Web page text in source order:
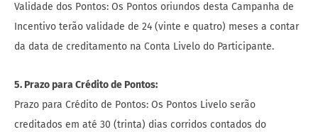
Validade dos Pontos: Os Pontos oriundos desta Campanha de
Incentivo terão validade de 24 (vinte e quatro) meses a contar
da data de creditamento na Conta Livelo do Participante.
5. Prazo para Crédito de Pontos:
Prazo para Crédito de Pontos: Os Pontos Livelo serão
creditados em até 30 (trinta) dias corridos contados do